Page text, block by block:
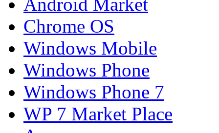
Chrome OS
Windows Mobile
Windows Phone
Windows Phone 7
WP 7 Market Place